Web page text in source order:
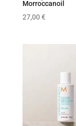
Morroccanoil
27,00 €